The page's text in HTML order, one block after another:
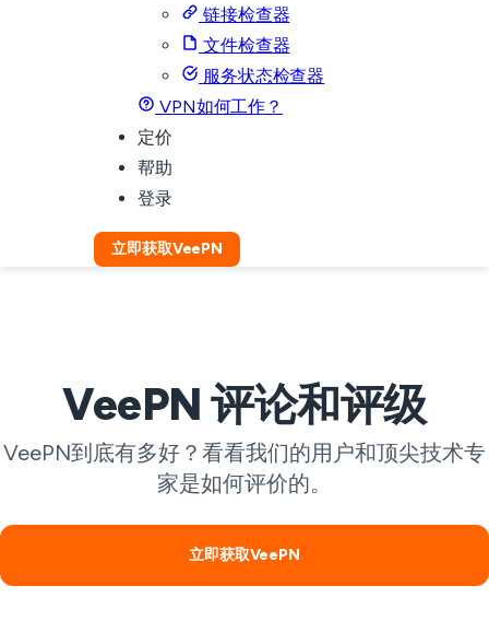
链接检查器
文件检查器
服务状态检查器
VPN如何工作？
定价
帮助
登录
立即获取VeePN
VeePN 评论和评级
VeePN到底有多好？看看我们的用户和顶尖技术专
家是如何评价的。
立即获取VeePN